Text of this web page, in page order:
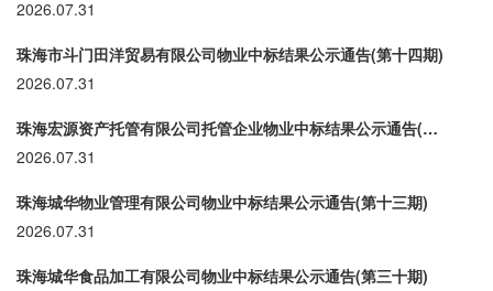
2026.07.31
珠海市斗门田洋贸易有限公司物业中标结果公示通告(第十四期)
2026.07.31
珠海宏源资产托管有限公司托管企业物业中标结果公示通告(第一百一十九期)
2026.07.31
珠海城华物业管理有限公司物业中标结果公示通告(第十三期)
2026.07.31
珠海城华食品加工有限公司物业中标结果公示通告(第三十期)